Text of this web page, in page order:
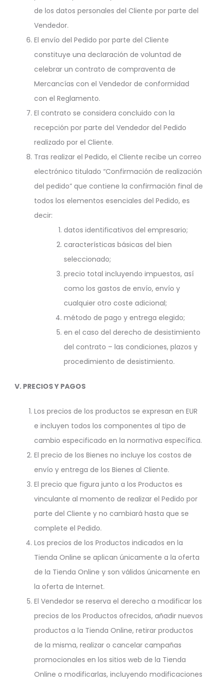
de los datos personales del Cliente por parte del
Vendedor.
El envío del Pedido por parte del Cliente
constituye una declaración de voluntad de
celebrar un contrato de compraventa de
Mercancías con el Vendedor de conformidad
con el Reglamento.
El contrato se considera concluido con la
recepción por parte del Vendedor del Pedido
realizado por el Cliente.
Tras realizar el Pedido, el Cliente recibe un correo
electrónico titulado “Confirmación de realización
del pedido” que contiene la confirmación final de
todos los elementos esenciales del Pedido, es
decir:
datos identificativos del empresario;
características básicas del bien
seleccionado;
precio total incluyendo impuestos, así
como los gastos de envío, envío y
cualquier otro coste adicional;
método de pago y entrega elegido;
en el caso del derecho de desistimiento
del contrato – las condiciones, plazos y
procedimiento de desistimiento.
V. PRECIOS Y PAGOS
Los precios de los productos se expresan en EUR
e incluyen todos los componentes al tipo de
cambio especificado en la normativa específica.
El precio de los Bienes no incluye los costos de
envío y entrega de los Bienes al Cliente.
El precio que figura junto a los Productos es
vinculante al momento de realizar el Pedido por
parte del Cliente y no cambiará hasta que se
complete el Pedido.
Los precios de los Productos indicados en la
Tienda Online se aplican únicamente a la oferta
de la Tienda Online y son válidos únicamente en
la oferta de Internet.
El Vendedor se reserva el derecho a modificar los
precios de los Productos ofrecidos, añadir nuevos
productos a la Tienda Online, retirar productos
de la misma, realizar o cancelar campañas
promocionales en los sitios web de la Tienda
Online o modificarlas, incluyendo modificaciones